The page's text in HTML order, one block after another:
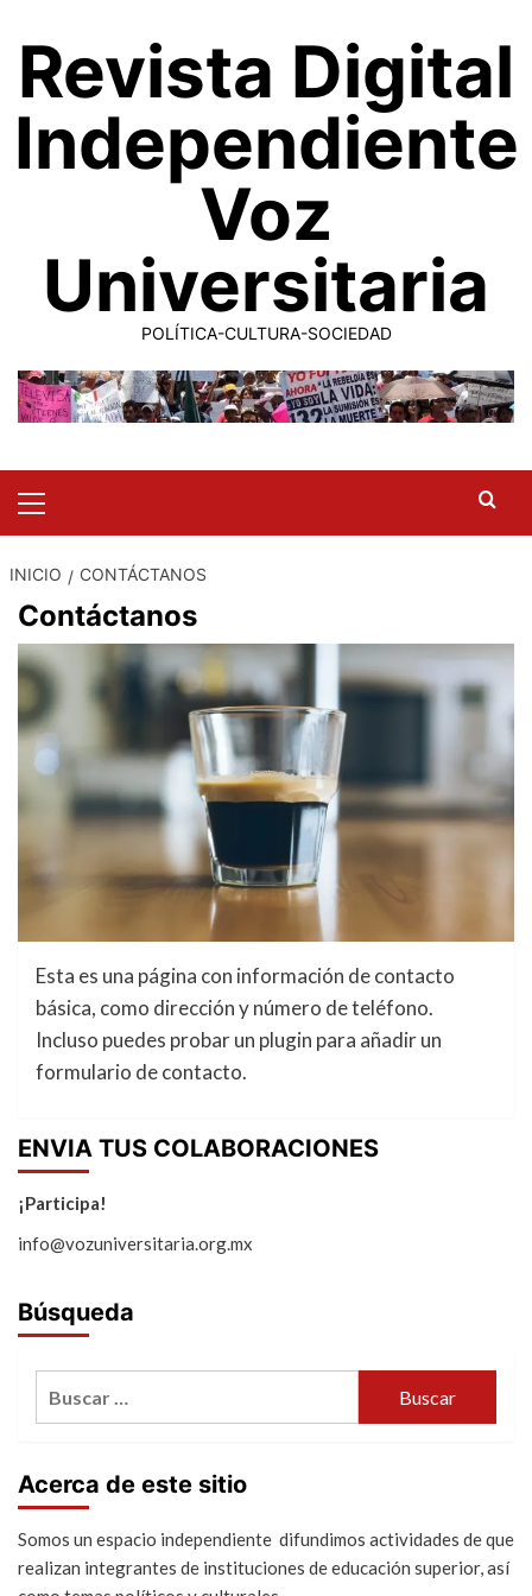
contenido
Revista Digital
Independiente
Voz
Universitaria
POLÍTICA-CULTURA-SOCIEDAD
Menu
INICIO CONTÁCTANOS
Contáctanos
Esta es una página con información de contacto
básica, como dirección y número de teléfono.
Incluso puedes probar un plugin para añadir un
formulario de contacto.
ENVIA TUS COLABORACIONES
¡Participa!
info@vozuniversitaria.org.mx
Búsqueda
Acerca de este sitio
Somos un espacio independiente difundimos actividades de que
realizan integrantes de instituciones de educación superior, así